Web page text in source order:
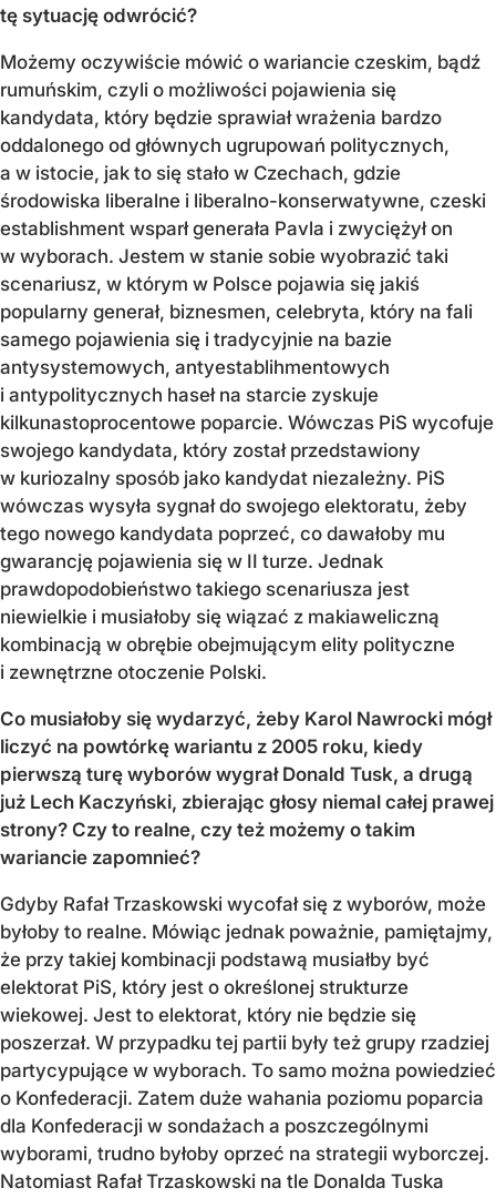
tę sytuację odwrócić?
Możemy oczywiście mówić o wariancie czeskim, bądź
rumuńskim, czyli o możliwości pojawienia się
kandydata, który będzie sprawiał wrażenia bardzo
oddalonego od głównych ugrupowań politycznych,
a w istocie, jak to się stało w Czechach, gdzie
środowiska liberalne i liberalno-konserwatywne, czeski
establishment wsparł generała Pavla i zwyciężył on
w wyborach. Jestem w stanie sobie wyobrazić taki
scenariusz, w którym w Polsce pojawia się jakiś
popularny generał, biznesmen, celebryta, który na fali
samego pojawienia się i tradycyjnie na bazie
antysystemowych, antyestablihmentowych
i antypolitycznych haseł na starcie zyskuje
kilkunastoprocentowe poparcie. Wówczas PiS wycofuje
swojego kandydata, który został przedstawiony
w kuriozalny sposób jako kandydat niezależny. PiS
wówczas wysyła sygnał do swojego elektoratu, żeby
tego nowego kandydata poprzeć, co dawałoby mu
gwarancję pojawienia się w II turze. Jednak
prawdopodobieństwo takiego scenariusza jest
niewielkie i musiałoby się wiązać z makiaweliczną
kombinacją w obrębie obejmującym elity polityczne
i zewnętrzne otoczenie Polski.
Co musiałoby się wydarzyć, żeby Karol Nawrocki mógł
liczyć na powtórkę wariantu z 2005 roku, kiedy
pierwszą turę wyborów wygrał Donald Tusk, a drugą
już Lech Kaczyński, zbierając głosy niemal całej prawej
strony? Czy to realne, czy też możemy o takim
wariancie zapomnieć?
Gdyby Rafał Trzaskowski wycofał się z wyborów, może
byłoby to realne. Mówiąc jednak poważnie, pamiętajmy,
że przy takiej kombinacji podstawą musiałby być
elektorat PiS, który jest o określonej strukturze
wiekowej. Jest to elektorat, który nie będzie się
poszerzał. W przypadku tej partii były też grupy rzadziej
partycypujące w wyborach. To samo można powiedzieć
o Konfederacji. Zatem duże wahania poziomu poparcia
dla Konfederacji w sondażach a poszczególnymi
wyborami, trudno byłoby oprzeć na strategii wyborczej.
Natomiast Rafał Trzaskowski na tle Donalda Tuska